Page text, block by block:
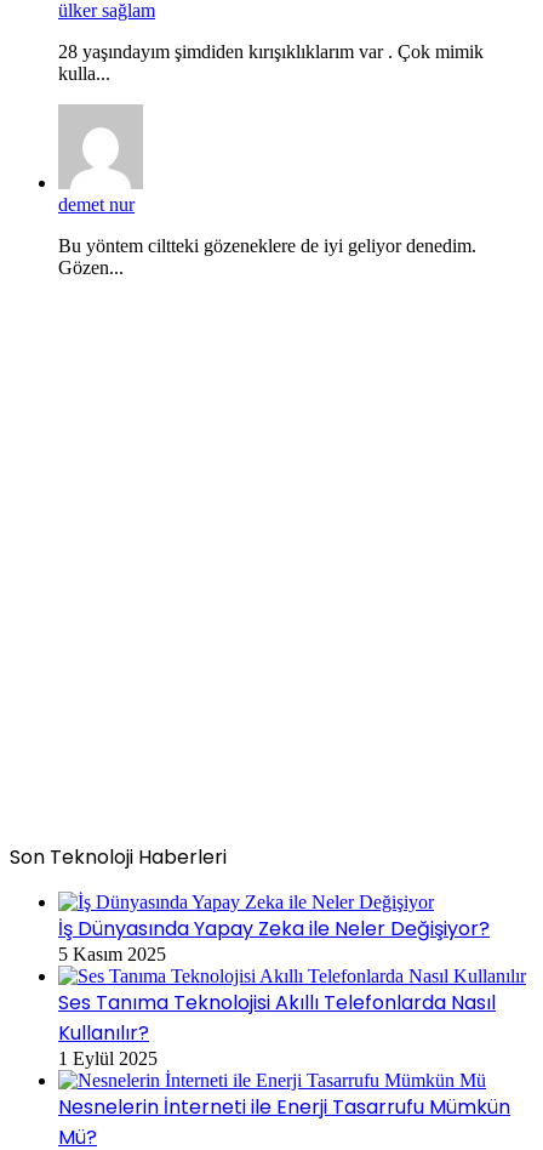
ülker sağlam
28 yaşındayım şimdiden kırışıklıklarım var . Çok mimik
kulla...
demet nur
Bu yöntem ciltteki gözeneklere de iyi geliyor denedim.
Gözen...
Son Teknoloji Haberleri
İş Dünyasında Yapay Zeka ile Neler Değişiyor?
5 Kasım 2025
Ses Tanıma Teknolojisi Akıllı Telefonlarda Nasıl
Kullanılır?
1 Eylül 2025
Nesnelerin İnterneti ile Enerji Tasarrufu Mümkün
Mü?